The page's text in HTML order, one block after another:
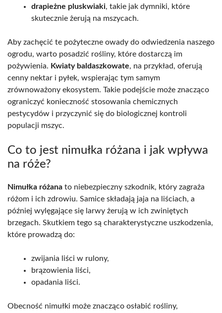
drapieżne pluskwiaki, takie jak dymniki, które
skutecznie żerują na mszycach.
Aby zachęcić te pożyteczne owady do odwiedzenia naszego
ogrodu, warto posadzić rośliny, które dostarczą im
pożywienia. Kwiaty baldaszkowate, na przykład, oferują
cenny nektar i pyłek, wspierając tym samym
zrównoważony ekosystem. Takie podejście może znacząco
ograniczyć konieczność stosowania chemicznych
pestycydów i przyczynić się do biologicznej kontroli
populacji mszyc.
Co to jest nimułka różana i jak wpływa
na róże?
Nimułka różana to niebezpieczny szkodnik, który zagraża
różom i ich zdrowiu. Samice składają jaja na liściach, a
później wylęgające się larwy żerują w ich zwiniętych
brzegach. Skutkiem tego są charakterystyczne uszkodzenia,
które prowadzą do:
zwijania liści w rulony,
brązowienia liści,
opadania liści.
Obecność nimułki może znacząco osłabić rośliny,